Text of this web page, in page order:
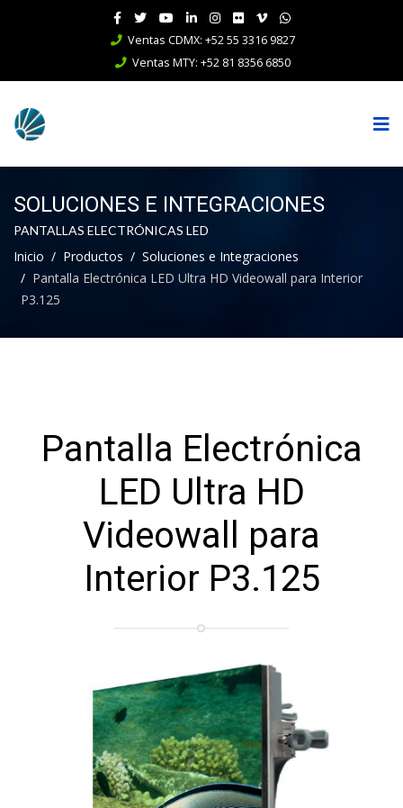
Ventas CDMX: +52 55 3316 9827
Ventas MTY: +52 81 8356 6850
SOLUCIONES E INTEGRACIONES
PANTALLAS ELECTRÓNICAS LED
Inicio Productos
Soluciones e Integraciones
Pantalla Electrónica LED Ultra HD Videowall para Interior
P3.125
Pantalla Electrónica
LED Ultra HD
Videowall para
Interior P3.125